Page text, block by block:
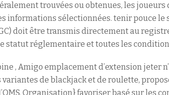
trouvées ou obtenues, les
sélectionnées. tenir pouce le
doit être transmis directement au
statut réglementaire et toutes les
, Amigo emplacement d’extension jeter
de blackjack et de roulette,
Organisation} favoriser basé sur les